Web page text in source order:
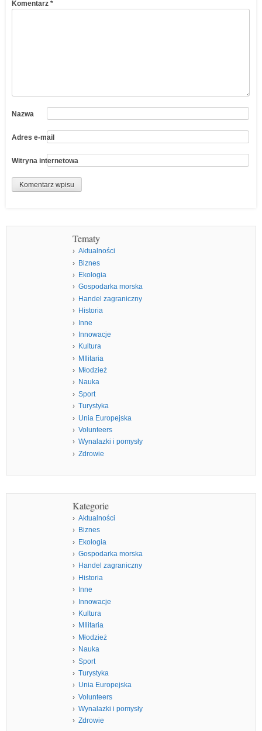
Komentarz *
Nazwa
Adres e-mail
Witryna internetowa
Tematy
Aktualności
Biznes
Ekologia
Gospodarka morska
Handel zagraniczny
Historia
Inne
Innowacje
Kultura
MIlitaria
Młodzież
Nauka
Sport
Turystyka
Unia Europejska
Volunteers
Wynalazki i pomysły
Zdrowie
Kategorie
Aktualności
Biznes
Ekologia
Gospodarka morska
Handel zagraniczny
Historia
Inne
Innowacje
Kultura
MIlitaria
Młodzież
Nauka
Sport
Turystyka
Unia Europejska
Volunteers
Wynalazki i pomysły
Zdrowie